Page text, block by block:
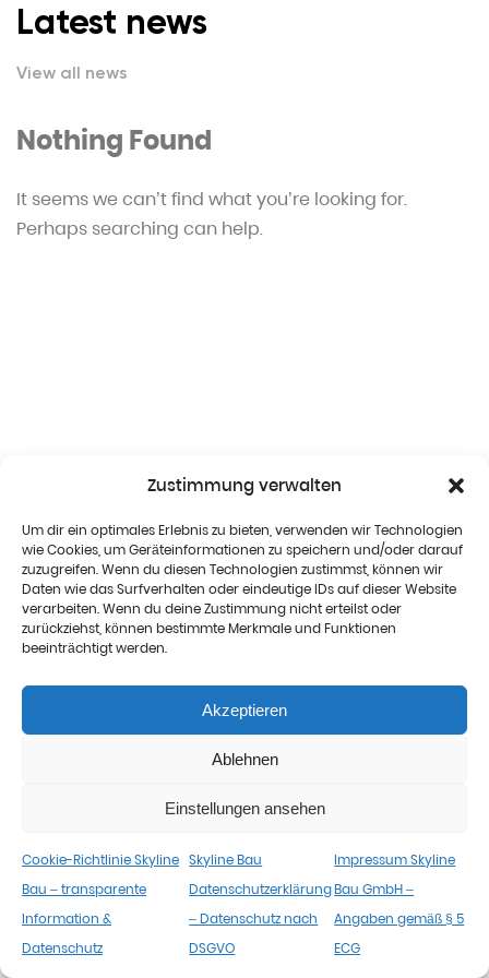
Zustimmung verwalten
Um dir ein optimales Erlebnis zu bieten, verwenden wir Technologien
wie Cookies, um Geräteinformationen zu speichern und/oder darauf
zuzugreifen. Wenn du diesen Technologien zustimmst, können wir
Daten wie das Surfverhalten oder eindeutige IDs auf dieser Website
verarbeiten. Wenn du deine Zustimmung nicht erteilst oder
zurückziehst, können bestimmte Merkmale und Funktionen
beeinträchtigt werden.
Akzeptieren
Ablehnen
Einstellungen ansehen
Cookie-Richtlinie Skyline
Bau – transparente
Information &
Datenschutz
Skyline Bau
Datenschutzerklärung
– Datenschutz nach
DSGVO
Impressum Skyline
Bau GmbH –
Angaben gemäß § 5
ECG
Latest news
View all news
Nothing Found
It seems we can’t find what you’re looking for.
Perhaps searching can help.